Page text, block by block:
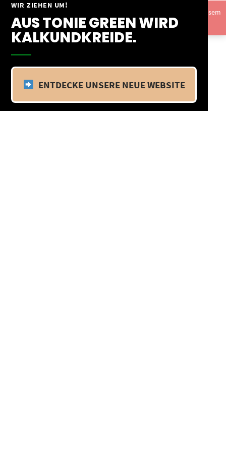
WIR ZIEHEN UM!
AUS TONIE GREEN WIRD
KALKUNDKREIDE.
ENTDECKE UNSERE NEUE WEBSITE
Springe
Inhalt
Vom 09.04.25 - 20.04.25 befinden wir uns im Betriebsurlaub. In diesem
Zeitraum findet kein Versand statt.Ausblenden